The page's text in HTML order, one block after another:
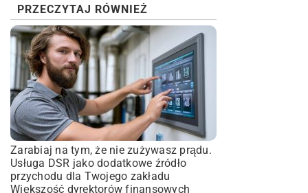
PRZECZYTAJ RÓWNIEŻ
Zarabiaj na tym, że nie zużywasz prądu.
Usługa DSR jako dodatkowe źródło
przychodu dla Twojego zakładu
Większość dyrektorów finansowych